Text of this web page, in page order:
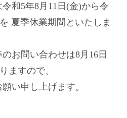
和5年8月11日(金)から令
夏季休業期間といたしま
お問い合わせは8月16日
ますので、
い申し上げます。